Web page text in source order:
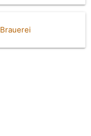
Brauerei